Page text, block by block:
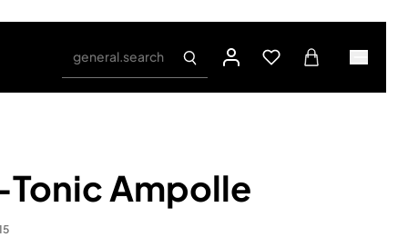
general.search
Ampolle